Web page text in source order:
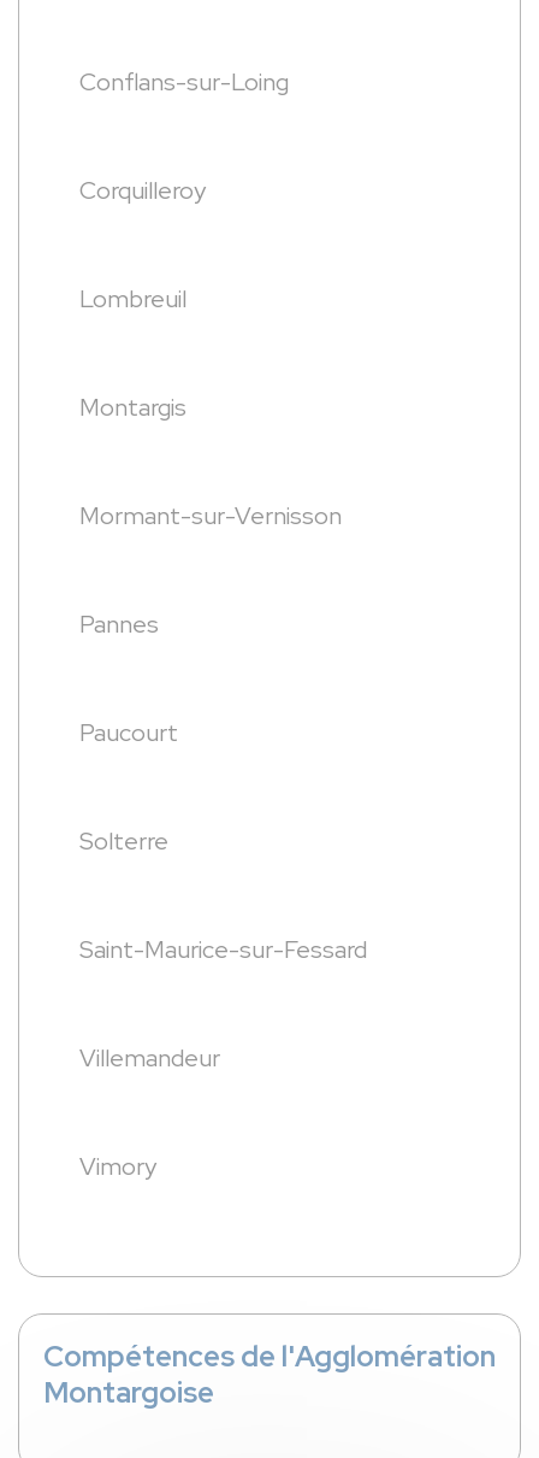
Conflans-sur-Loing
Corquilleroy
Lombreuil
Montargis
Mormant-sur-Vernisson
Pannes
Paucourt
Solterre
Saint-Maurice-sur-Fessard
Villemandeur
Vimory
Compétences de l'Agglomération
Montargoise